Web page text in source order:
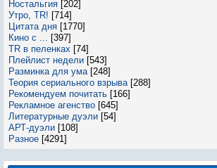
Ностальгия [202]
Утро, TR! [714]
Цитата дня [1770]
Кино с ... [397]
TR в пеленках [74]
Плейлист недели [543]
Разминка для ума [248]
Теория сериального взрыва [288]
Рекомендуем почитать [166]
Рекламное агенство [645]
Литературные дуэли [54]
АРТ-дуэли [108]
Разное [4291]